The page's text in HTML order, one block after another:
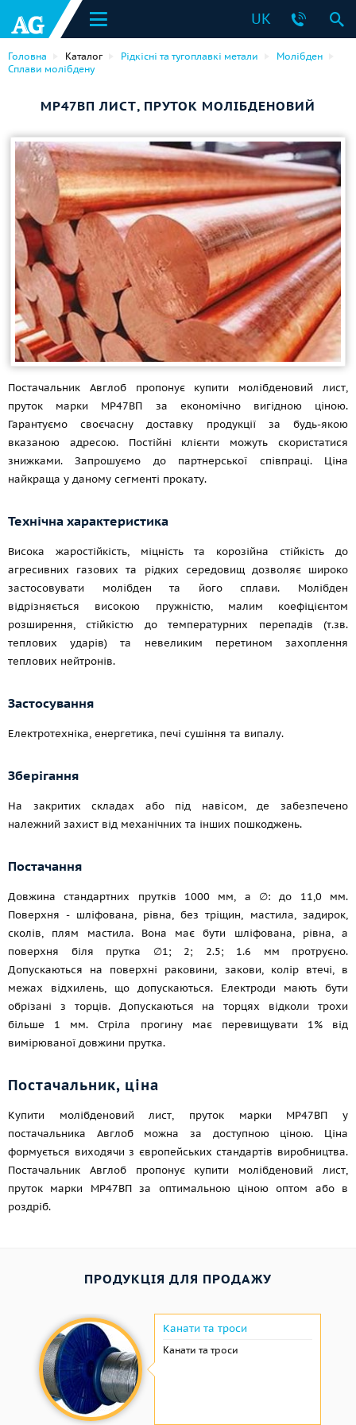
UK
Головна Каталог Рідкісні та тугоплавкі метали
Молібден
Сплави молібдену
МР47ВП ЛИСТ, ПРУТОК МОЛІБДЕНОВИЙ
Постачальник Авглоб пропонує купити молібденовий лист,
пруток марки МР47ВП за економічно вигідною ціною.
Гарантуємо своєчасну доставку продукції за будь-якою
вказаною адресою. Постійні клієнти можуть скористатися
знижками. Запрошуємо до партнерської співпраці. Ціна
найкраща у даному сегменті прокату.
Технічна характеристика
Висока жаростійкість, міцність та корозійна стійкість до
агресивних газових та рідких середовищ дозволяє широко
застосовувати молібден та його сплави. Молібден
відрізняється високою пружністю, малим коефіцієнтом
розширення, стійкістю до температурних перепадів (т.зв.
теплових ударів) та невеликим перетином захоплення
теплових нейтронів.
Застосування
Електротехніка, енергетика, печі сушіння та випалу.
Зберігання
На закритих складах або під навісом, де забезпечено
належний захист від механічних та інших пошкоджень.
Постачання
Довжина стандартних прутків 1000 мм, а ∅: до 11,0 мм.
Поверхня - шліфована, рівна, без тріщин, мастила, задирок,
сколів, плям мастила. Вона має бути шліфована, рівна, а
поверхня біля прутка ∅1; 2; 2.5; 1.6 мм протруєно.
Допускаються на поверхні раковини, закови, колір втечі, в
межах відхилень, що допускаються. Електроди мають бути
обрізані з торців. Допускаються на торцях відколи трохи
більше 1 мм. Стріла прогину має перевищувати 1% від
вимірюваної довжини прутка.
Постачальник, ціна
Купити молібденовий лист, пруток марки МР47ВП у
постачальника Авглоб можна за доступною ціною. Ціна
формується виходячи з європейських стандартів виробництва.
Постачальник Авглоб пропонує купити молібденовий лист,
пруток марки МР47ВП за оптимальною ціною оптом або в
роздріб.
ПРОДУКЦІЯ ДЛЯ ПРОДАЖУ
Канати та троси
Канати та троси